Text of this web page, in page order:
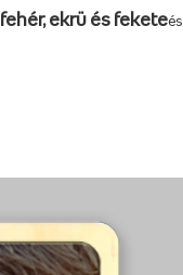
fehér, ekrü és feketeés